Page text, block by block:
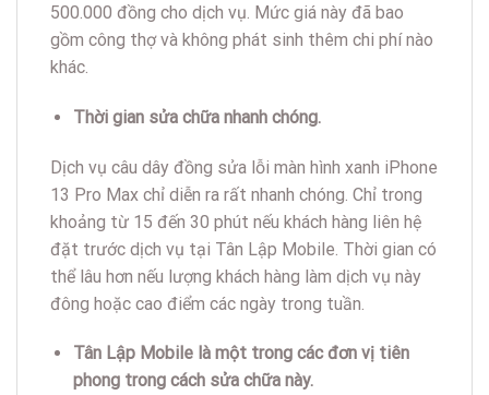
500.000 đồng cho dịch vụ. Mức giá này đã bao
gồm công thợ và không phát sinh thêm chi phí nào
khác.
Thời gian sửa chữa nhanh chóng.
Dịch vụ câu dây đồng sửa lỗi màn hình xanh iPhone
13 Pro Max chỉ diễn ra rất nhanh chóng. Chỉ trong
khoảng từ 15 đến 30 phút nếu khách hàng liên hệ
đặt trước dịch vụ tại Tân Lập Mobile. Thời gian có
thể lâu hơn nếu lượng khách hàng làm dịch vụ này
đông hoặc cao điểm các ngày trong tuần.
Tân Lập Mobile là một trong các đơn vị tiên
phong trong cách sửa chữa này.